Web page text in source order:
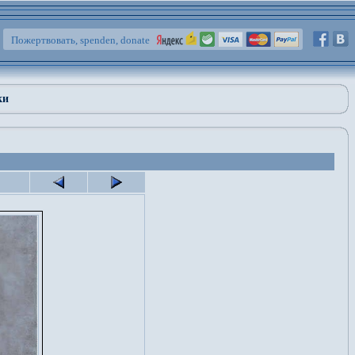
Пожертвовать, spenden, donate